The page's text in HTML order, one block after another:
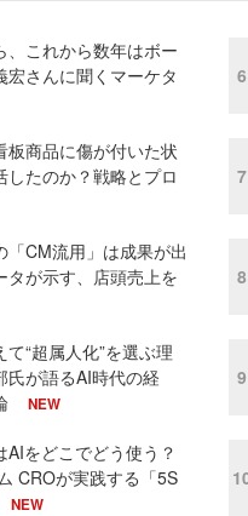
、これから数年はボー
さんに聞くマーケタ
板商品に傷が付いた状
たのか？戦略とプロ
「CM流用」は成果が出
タが示す、店頭売上を
“超属人化”を選ぶ理
が語るAI時代の経
NEW
をどこでどう使う？
CROが実践する「5S
NEW
6
7
8
9